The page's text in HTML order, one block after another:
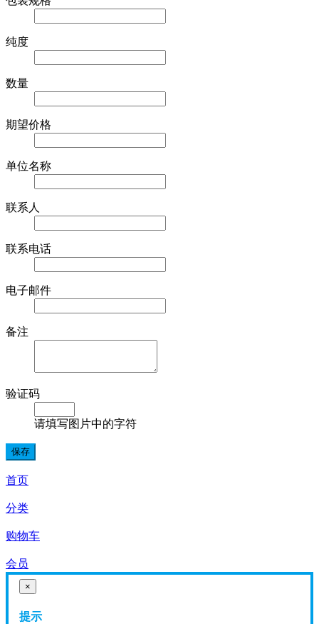
纯度
数量
期望价格
单位名称
联系人
联系电话
电子邮件
备注
验证码
请填写图片中的字符
首页
分类
购物车
会员
×
提示